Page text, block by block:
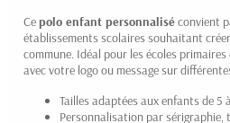
Cepolo enfant personnaliséconvient
établissements scolaires souhaitant
commune. Idéal pour les écoles
avec votre logo ou message sur
Tailles adaptées aux enfants de 5
Personnalisation par